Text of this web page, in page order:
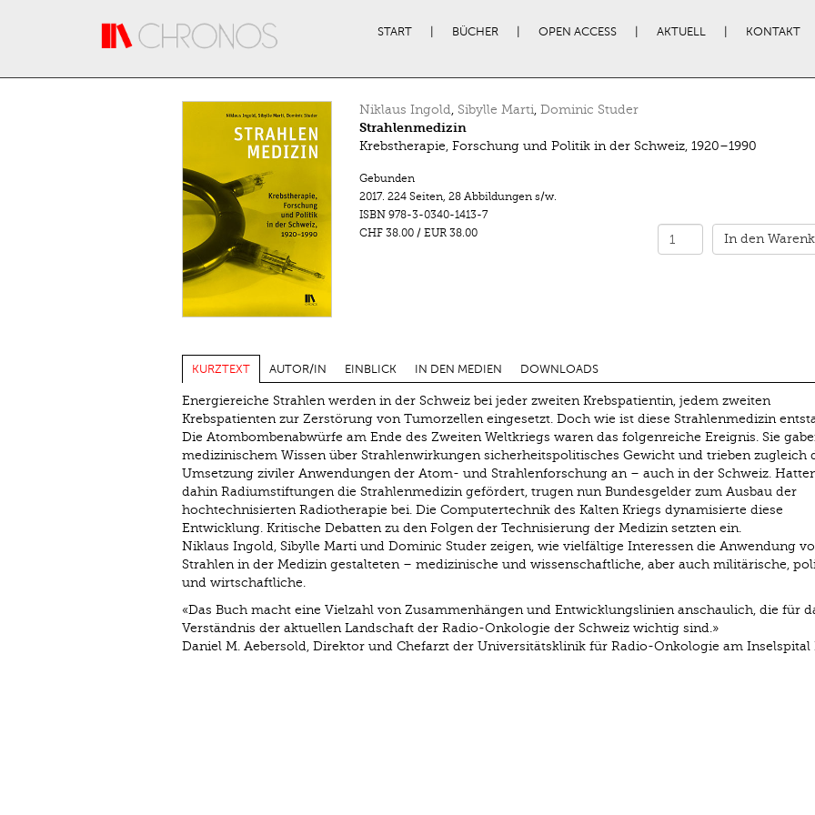
START BÜCHER OPEN ACCESS AKTUELL KONTAKT
Niklaus Ingold, Sibylle Marti, Dominic Studer
Strahlenmedizin
Krebstherapie, Forschung und Politik in der Schweiz, 1920–1990
Gebunden
2017. 224 Seiten, 28 Abbildungen s/w.
ISBN 978-3-0340-1413-7
CHF 38.00/ EUR 38.00 In den
KURZTEXT AUTOR/IN EINBLICK IN DEN MEDIEN DOWNLOADS
Energiereiche Strahlen werden in der Schweiz bei jeder zweiten Krebspatientin, jedem zweiten
Krebspatienten zur Zerstörung von Tumorzellen eingesetzt. Doch wie ist diese Strahlenmedizin
Die Atombombenabwürfe am Ende des Zweiten Weltkriegs waren das folgenreiche Ereignis. Sie
medizinischem Wissen über Strahlenwirkungen sicherheitspolitisches Gewicht und trieben zugleich
Umsetzung ziviler Anwendungen der Atom- und Strahlenforschung an – auch in der Schweiz.
dahin Radiumstiftungen die Strahlenmedizin gefördert, trugen nun Bundesgelder zum Ausbau der
hochtechnisierten Radiotherapie bei. Die Computertechnik des Kalten Kriegs dynamisierte diese
Entwicklung. Kritische Debatten zu den Folgen der Technisierung der Medizin setzten ein.
Niklaus Ingold, Sibylle Marti und Dominic Studer zeigen, wie vielfältige Interessen die Anwendung
Strahlen in der Medizin gestalteten – medizinische und wissenschaftliche, aber auch militärische,
und wirtschaftliche.
«Das Buch macht eine Vielzahl von Zusammenhängen und Entwicklungslinien anschaulich, die für
Verständnis der aktuellen Landschaft der Radio-Onkologie der Schweiz wichtig sind.»
Daniel M. Aebersold, Direktor und Chefarzt der Universitäts­klinik für Radio-Onkologie am Inselspital